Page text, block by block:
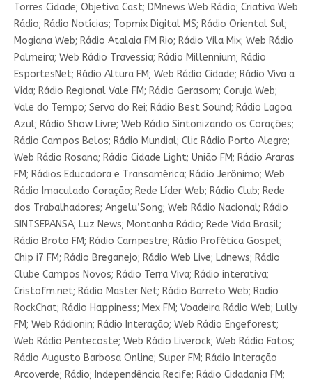
Torres Cidade; Objetiva Cast; DMnews Web Rádio; Criativa Web
Rádio; Rádio Notícias; Topmix Digital MS; Rádio Oriental Sul;
Mogiana Web; Rádio Atalaia FM Rio; Rádio Vila Mix; Web Rádio
Palmeira; Web Rádio Travessia; Rádio Millennium; Rádio
EsportesNet; Rádio Altura FM; Web Rádio Cidade; Rádio Viva a
Vida; Rádio Regional Vale FM; Rádio Gerasom; Coruja Web;
Vale do Tempo; Servo do Rei; Rádio Best Sound; Rádio Lagoa
Azul; Rádio Show Livre; Web Rádio Sintonizando os Corações;
Rádio Campos Belos; Rádio Mundial; Clic Rádio Porto Alegre;
Web Rádio Rosana; Rádio Cidade Light; União FM; Rádio Araras
FM; Rádios Educadora e Transamérica; Rádio Jerônimo; Web
Rádio Imaculado Coração; Rede Líder Web; Rádio Club; Rede
dos Trabalhadores; Angelu’Song; Web Rádio Nacional; Rádio
SINTSEPANSA; Luz News; Montanha Rádio; Rede Vida Brasil;
Rádio Broto FM; Rádio Campestre; Rádio Profética Gospel;
Chip i7 FM; Rádio Breganejo; Rádio Web Live; Ldnews; Rádio
Clube Campos Novos; Rádio Terra Viva; Rádio interativa;
Cristofm.net; Rádio Master Net; Rádio Barreto Web; Radio
RockChat; Rádio Happiness; Mex FM; Voadeira Rádio Web; Lully
FM; Web Rádionin; Rádio Interação; Web Rádio Engeforest;
Web Rádio Pentecoste; Web Rádio Liverock; Web Rádio Fatos;
Rádio Augusto Barbosa Online; Super FM; Rádio Interação
Arcoverde; Rádio; Independência Recife; Rádio Cidadania FM;